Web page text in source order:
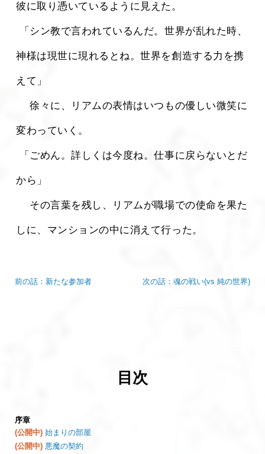
彼に取り憑いているように見えた。
神様は現世に現れるとね。世界を創造する力を携
えて」
変わっていく。
から」
しに、マンションの中に消えて行った。
前の話：新たな参加者 次の話：魂の戦い(vs 純の世界)
目次
序章
(公開中) 始まりの部屋
(公開中) 悪魔の契約